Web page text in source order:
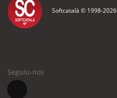
Softcatalà © 1998-2026
Seguiu-nos